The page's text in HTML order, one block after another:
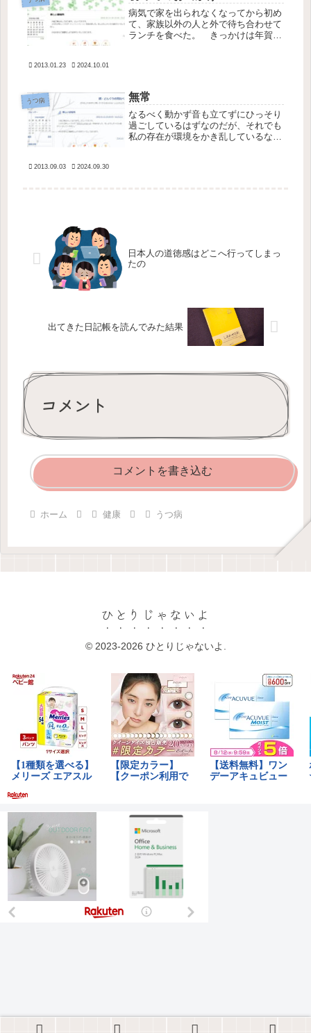
病気で家を出られなくなってから初め
て、家族以外の人と外で待ち合わせて
ランチを食べた。 きっかけは年賀状
ったと...
2013.01.23 2024.10.01
うつ病 無常
なるべく動かず音も立てずにひっそり
過ごしているはずなのだが、それでも
私の存在が環境をかき乱しているなあ
2013.09.03 2024.09.30
日本人の道徳感はどこへ行ってしまっ
たの
出てきた日記帳を読んでみた結果
コメント
コメントを書き込む
ホーム 健康 うつ病
ひとりじゃないよ
© 2023-2026 ひとりじゃないよ.